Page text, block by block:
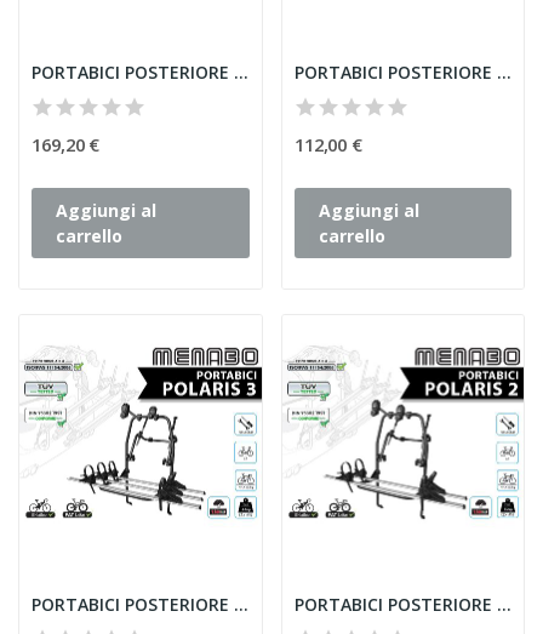
PORTABICI POSTERIORE MENABO STEEL BIKE 3...
169,20 €
Aggiungi al
carrello
PORTABICI POSTERIORE MENABO STEEL BIKE 2...
112,00 €
Aggiungi al
carrello
PORTABICI POSTERIORE MENABO POLARIS 3 ACCIAIO... PORTABICI POSTERIORE MENABO POLARIS 2 ACCIAIO...